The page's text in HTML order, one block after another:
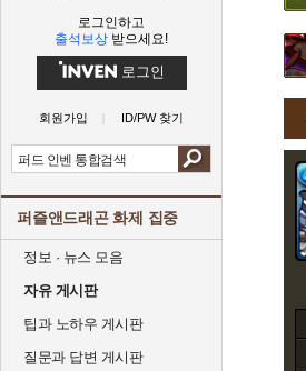
로그인하고
출석보상 받으세요!
로그인
회원가입 ID/PW 찾기
퍼즐앤드래곤 화제 집중
정보 · 뉴스 모음
자유 게시판
팁과 노하우 게시판
질문과 답변 게시판